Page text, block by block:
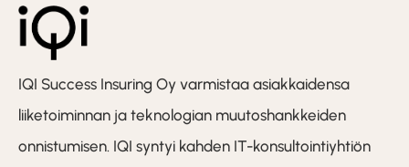
IQI Success Insuring Oy varmistaa asiakkaidensa
liiketoiminnan ja teknologian muutoshankkeiden
onnistumisen. IQI syntyi kahden IT-konsultointiyhtiön